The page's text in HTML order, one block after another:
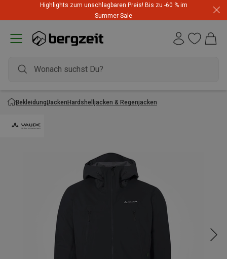
Highlights zum unschlagbaren Preis! Bis zu -60 % im
Summer Sale
BekleidungJackenHardshelljacken & Regenjacken